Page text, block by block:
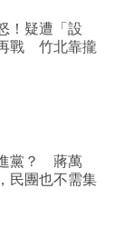
！疑遭「設
戰 竹北靠攏
黨？ 蔣萬
民團也不需集